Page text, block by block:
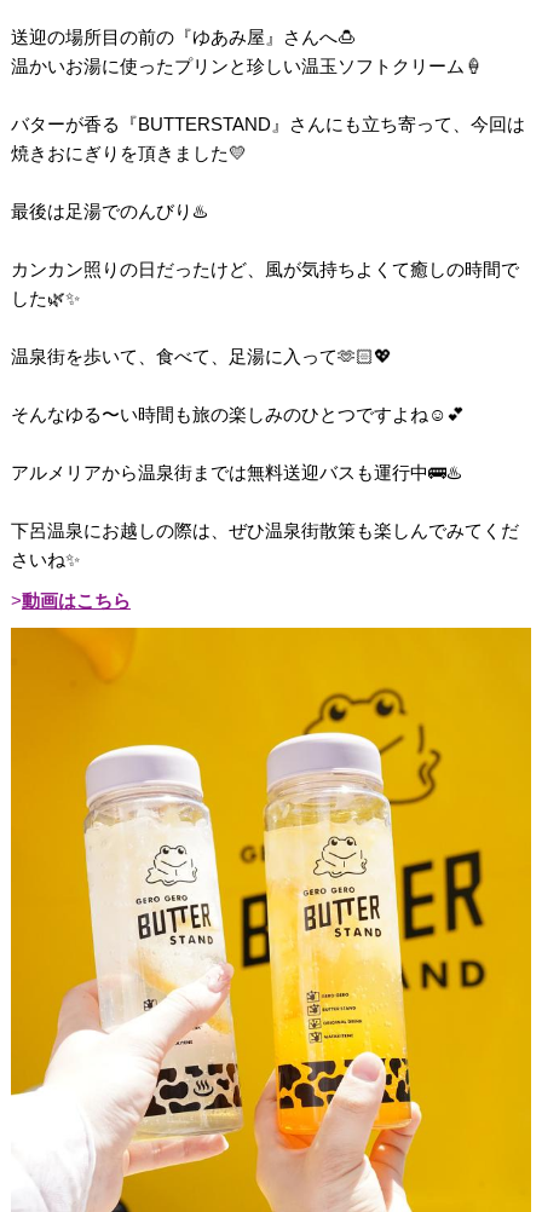
送迎の場所目の前の『ゆあみ屋』さんへ🍮
温かいお湯に使ったプリンと珍しい温玉ソフトクリーム🍦
バターが香る『BUTTERSTAND』さんにも立ち寄って、今回は
焼きおにぎりを頂きました💛
最後は足湯でのんびり♨️
カンカン照りの日だったけど、風が気持ちよくて癒しの時間で
した🌿✨
温泉街を歩いて、食べて、足湯に入って🫶🏻💖
そんなゆる〜い時間も旅の楽しみのひとつですよね☺️💕
アルメリアから温泉街までは無料送迎バスも運行中🚌♨️
下呂温泉にお越しの際は、ぜひ温泉街散策も楽しんでみてくだ
さいね✨
動画はこちら